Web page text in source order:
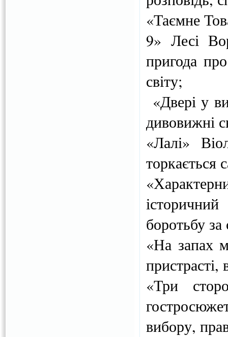
«Таємне
9» Лесі
пригода
світу;
«Двері у
дивовижні
«Лалі»
торкається
боротьбу
«На запах
«Три
вибору,